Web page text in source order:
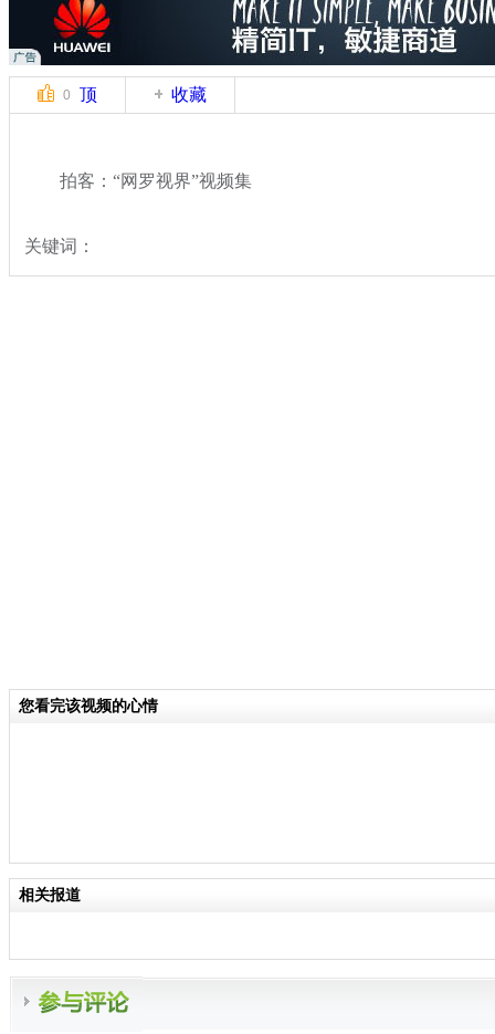
0 顶 收藏
拍客：“网罗视界”视频集
关键词：
您看完该视频的心情
相关报道